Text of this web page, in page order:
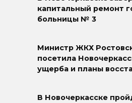
капитальный ремонт
больницы № 3
Министр ЖКХ
посетила
ущерба и планы
В Новочеркасске